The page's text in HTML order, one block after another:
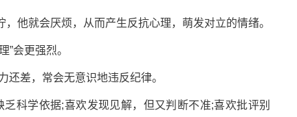
就会厌烦，从而产生反抗心理，萌发对立的情绪。
会更强烈。
差，常会无意识地违反纪律。
学依据;喜欢发现见解，但又判断不准;喜欢批评别